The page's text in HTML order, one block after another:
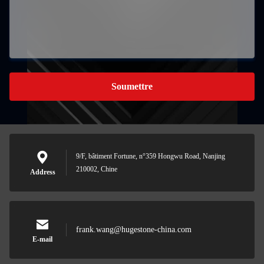
Soumettre
Address
9/F, bâtiment Fortune, n°359 Hongwu Road, Nanjing
210002, Chine
E-mail
frank.wang@hugestone-china.com